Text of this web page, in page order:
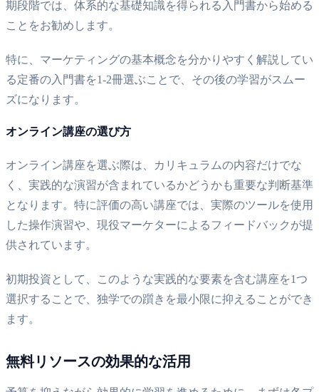
期段階では、体系的な基礎知識を得られる入門書から始める
ことをお勧めします。
特に、マーケティングの基本概念を分かりやすく解説してい
る定番の入門書を1-2冊選ぶことで、その後の学習がスムー
ズになります。
オンライン講座の選び方
オンライン講座を選ぶ際は、カリキュラムの内容だけでな
く、実践的な演習が含まれているかどうかも重要な判断基準
となります。特に評価の高い講座では、実際のツールを使用
した操作演習や、現役マーケターによるフィードバックが提
供されています。
初期投資として、このような実践的な要素を含む講座を1つ
選択することで、独学での躓きを最小限に抑えることができ
ます。
無料リソースの効果的な活用